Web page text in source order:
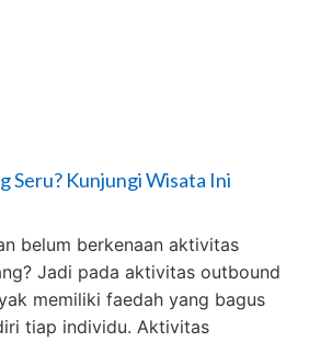
Seru? Kunjungi Wisata Ini
belum berkenaan aktivitas
Jadi pada aktivitas outbound
memiliki faedah yang bagus
tiap individu. Aktivitas